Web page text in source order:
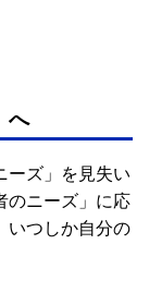
へ
ーズ」を見失い
のニーズ」に応
いつしか自分の